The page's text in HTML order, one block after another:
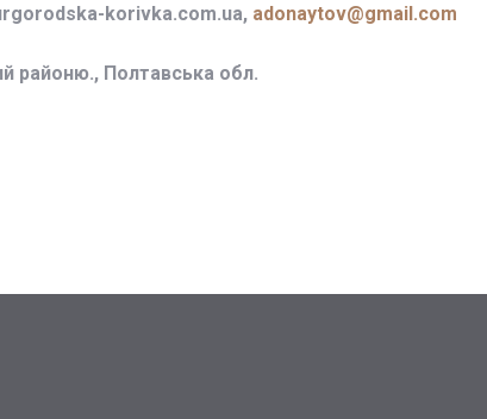
korivka.com.ua, adonaytov@gmail.com
районю., Полтавська обл.